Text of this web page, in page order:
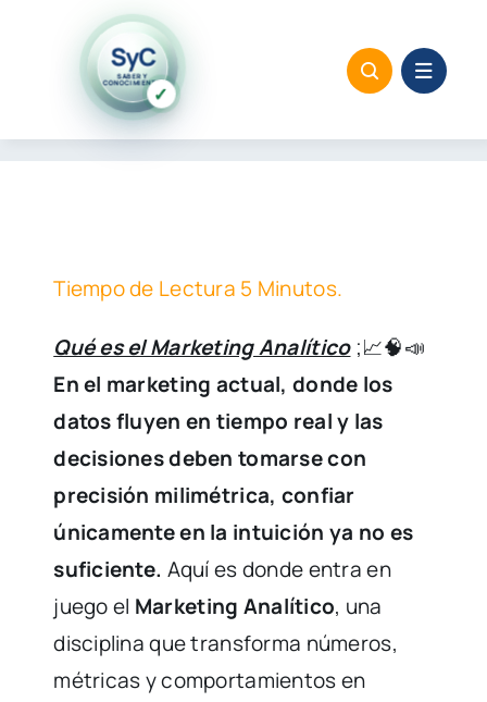
contenido
SyC
SABER Y
CONOCIMIENTO✓
Tiempo de Lectura 5 Minutos.
Qué es el Marketing Analítico;📈🧠📣
En el marketing actual, donde los
datos fluyen en tiempo real y las
decisiones deben tomarse con
precisión milimétrica, confiar
únicamente en la intuición ya no es
suficiente. Aquí es donde entra en
juego el Marketing Analítico, una
disciplina que transforma números,
métricas y comportamientos en